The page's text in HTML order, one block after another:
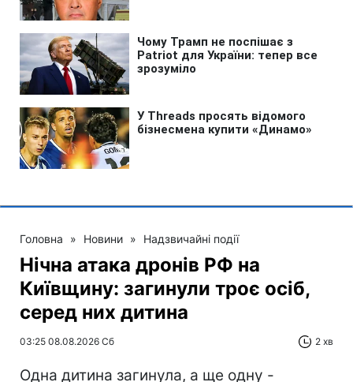
Головна » Новини » Надзвичайні події
Нічна атака дронів РФ на
Київщину: загинули троє осіб,
серед них дитина
03:25 08.08.2026 Сб 2 хв
Одна дитина загинула, а ще одну -